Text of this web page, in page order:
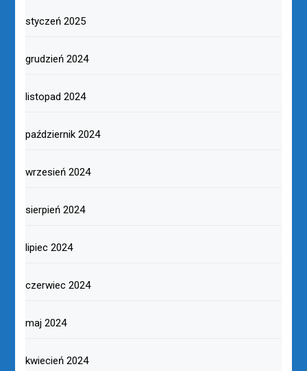
styczeń 2025
grudzień 2024
listopad 2024
październik 2024
wrzesień 2024
sierpień 2024
lipiec 2024
czerwiec 2024
maj 2024
kwiecień 2024